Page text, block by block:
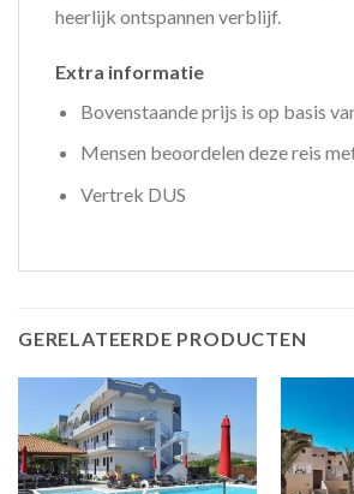
heerlijk ontspannen verblijf.
Extra informatie
Bovenstaande prijs is op basis
Mensen beoordelen deze reis
Vertrek DUS
GERELATEERDE PRODUCTEN